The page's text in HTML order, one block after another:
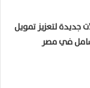
لتعزيز تمويل
في مصر